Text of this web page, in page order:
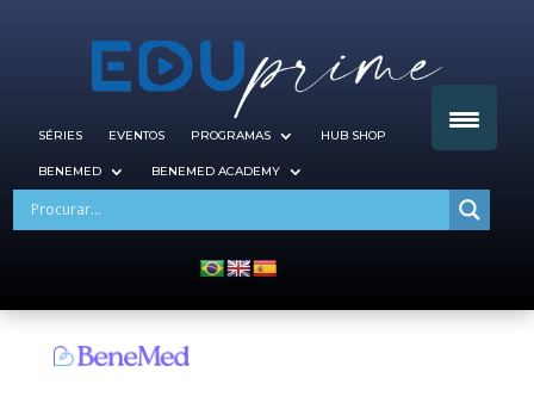
SÉRIES EVENTOS PROGRAMAS HUB SHOP
BENEMED BENEMED ACADEMY